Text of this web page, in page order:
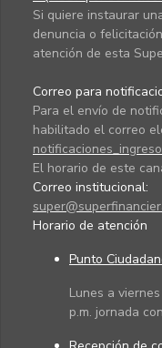
Si quiere instaurar
denuncia o
atención de esta
Correo para
Para el envío de
habilitado el correo
El horario de este
Correo institucional:
Horario de atención
Punto
Lunes a
p.m. jornada